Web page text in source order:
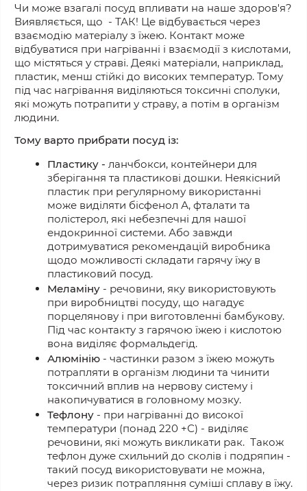
Чи може взагалі посуд впливати на наше здоров'я?
Виявляється, що - ТАК! Це відбувається через
взаємодію матеріалу з їжею. Контакт може
відбуватися при нагріванні і взаємодії з кислотами,
що містяться у страві. Деякі матеріали, наприклад,
пластик, менш стійкі до високих температур. Тому
під час нагрівання виділяються токсичні сполуки,
які можуть потрапити у страву, а потім в організм
людини.
Тому варто прибрати посуд із:
Пластику - ланчбокси, контейнери для
зберігання та пластикові дошки. Неякісний
пластик при регулярному використанні
може виділяти бісфенол А, фталати та
полістерол, які небезпечні для нашої
ендокринної системи. Або завжди
дотримуватися рекомендацій виробника
щодо можливості складати гарячу їжу в
пластиковий посуд.
Меламіну - речовини, яку використовують
при виробництві посуду, що нагадує
порцелянову і при виготовленні бамбукову.
Під час контакту з гарячою їжею і кислотою
вона виділяє формальдегід.
Алюмінію - частинки разом з їжею можуть
потрапляти в організм людини та чинити
токсичний вплив на нервову систему і
накопичуватися в головному мозку.
Тефлону - при нагріванні до високої
температури (понад 220 +С) - виділяє
речовини, які можуть викликати рак. Також
тефлон дуже схильний до сколів і подряпин -
такий посуд використовувати не можна,
через ризик потрапляння суміші сплаву в їжу.